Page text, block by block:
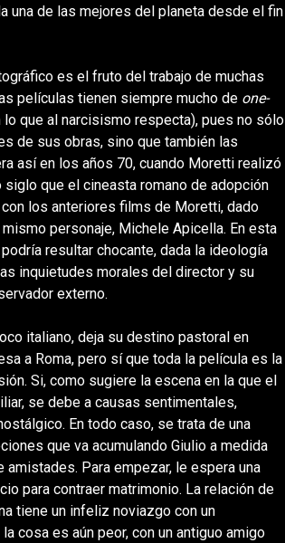
una de las mejores del planeta desde el fin
es el fruto del trabajo de muchas
películas tienen siempre mucho de one-
que al narcisismo respecta), pues no sólo
de sus obras, sino que también las
así en los años 70, cuando Moretti realizó
que el cineasta romano de adopción
los anteriores films de Moretti, dado
personaje, Michele Apicella. En esta
resultar chocante, dada la ideología
inquietudes morales del director y su
externo.
italiano, deja su destino pastoral en
a Roma, pero sí que toda la película es la
Si, como sugiere la escena en la que el
se debe a causas sentimentales,
En todo caso, se trata de una
que va acumulando Giulio a medida
Para empezar, le espera una
para contraer matrimonio. La relación de
tiene un infeliz noviazgo con un
cosa es aún peor, con un antiguo amigo